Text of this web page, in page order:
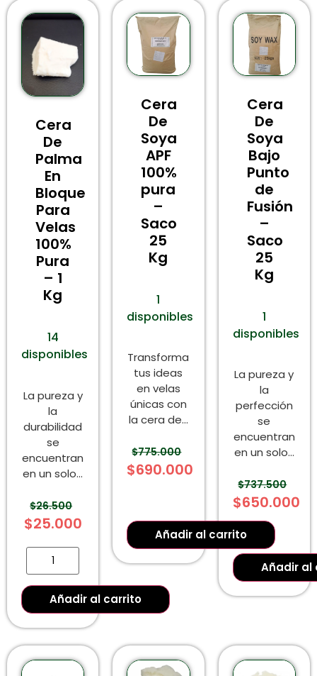
Cera
De
Palma
En
Bloque
Para
Velas
100%
Pura
– 1
Kg
14
disponibles
La pureza y
la
durabilidad
se
encuentran
en un solo...
$26.500
$25.000
Añadir al carrito
Cera
De
Soya
APF
100%
pura
–
Saco
25
Kg
1
disponibles
Transforma
tus ideas
en velas
únicas con
la cera de...
$775.000
$690.000
Añadir al carrito
Cera
De
Soya
Bajo
Punto
de
Fusión
–
Saco
25
Kg
1
disponibles
La pureza y
la
perfección
se
encuentran
en un solo...
$737.500
$650.000
Añadir al